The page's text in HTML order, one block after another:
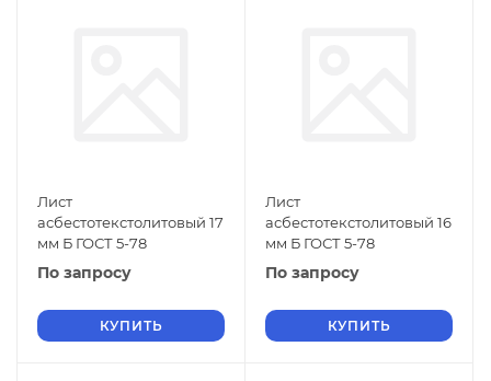
Лист
асбестотекстолитовый 17
мм Б ГОСТ 5-78
По запросу
КУПИТЬ
Лист
асбестотекстолитовый 16
мм Б ГОСТ 5-78
По запросу
КУПИТЬ